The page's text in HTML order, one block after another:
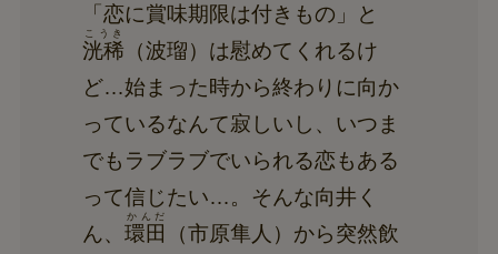
「恋に賞味期限は付きもの」と
洸稀
こうき
（波瑠）は慰めてくれるけ
ど…始まった時から終わりに向か
っているなんて寂しいし、いつま
でもラブラブでいられる恋もある
って信じたい…。そんな向井く
ん、環田
かんだ
（市原隼人）から突然飲